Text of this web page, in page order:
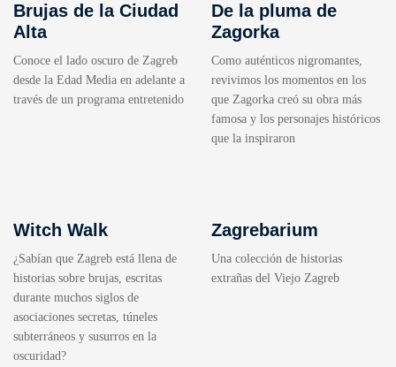
Brujas de la Ciudad
Alta
Conoce el lado oscuro de Zagreb
desde la Edad Media en adelante a
través de un programa entretenido
De la pluma de
Zagorka
Como auténticos nigromantes,
revivimos los momentos en los
que Zagorka creó su obra más
famosa y los personajes históricos
que la inspiraron
Witch Walk
¿Sabían que Zagreb está llena de
historias sobre brujas, escritas
durante muchos siglos de
asociaciones secretas, túneles
subterráneos y susurros en la
oscuridad?
Zagrebarium
Una colección de historias
extrañas del Viejo Zagreb